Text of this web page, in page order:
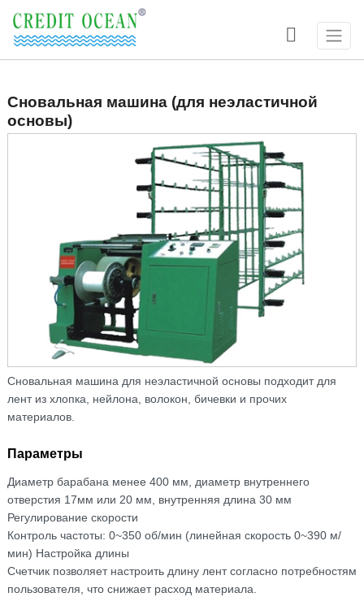

Сновальная машина (для неэластичной
основы)
Сновальная машина для неэластичной основы подходит для
лент из хлопка, нейлона, волокон, бичевки и прочих
материалов.
Параметры
Диаметр барабана менее 400 мм, диаметр внутреннего
отверстия 17мм или 20 мм, внутренняя длина 30 мм
Регулирование скорости
Контроль частоты: 0~350 об/мин (линейная скорость 0~390 м/
мин) Настройка длины
Счетчик позволяет настроить длину лент согласно потребностям
пользователя, что снижает расход материала.